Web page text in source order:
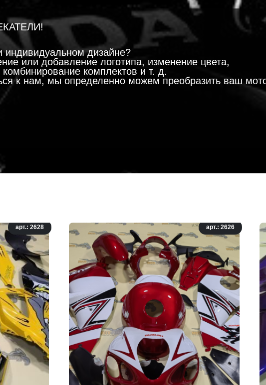
индивидуальном дизайне?
или добавление логотипа, изменение цвета,
комплектов и т. д.
к нам, мы определенно можем преобразить ваш
арт.: 2628 арт.: 2626